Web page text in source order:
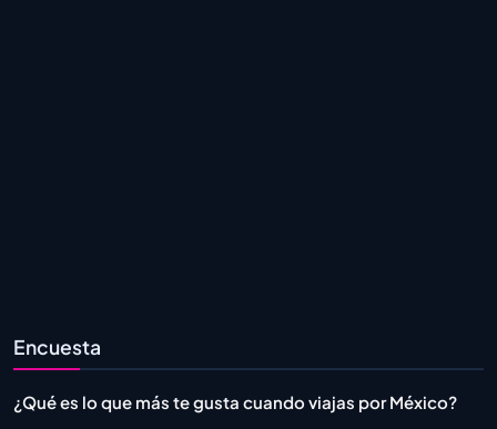
Encuesta
¿Qué es lo que más te gusta cuando viajas por México?